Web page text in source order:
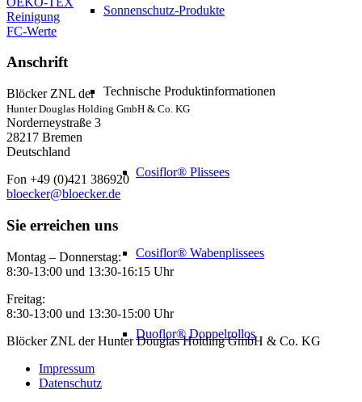
Sonnenschutz-Produkte
Technische Produktinformationen
Cosiflor® Plissees
Cosiflor® Wabenplissees
Duoflor® Doppelrollos
Reinigung
FC-Werte
Anschrift
Blöcker ZNL der
Hunter Douglas Holding GmbH & Co. KG
Norderneystraße 3
28217 Bremen
Deutschland
Fon +49 (0)421 386920
bloecker@bloecker.de
Sie erreichen uns
Montag – Donnerstag:
8:30-13:00 und 13:30-16:15 Uhr
Freitag:
8:30-13:00 und 13:30-15:00 Uhr
Blöcker ZNL der Hunter Douglas Holding GmbH & Co. KG
Impressum
Datenschutz